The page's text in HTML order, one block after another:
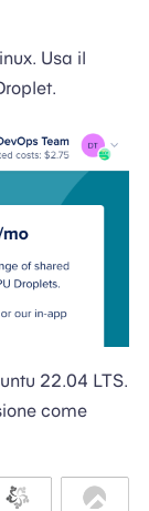
Usa il
22.04 LTS.
come